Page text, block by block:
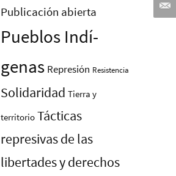
Publicación abierta
Pueblos Indí­
genas Represión Resistencia
Solidaridad Tierra y
territorio Tácticas
represivas de las
libertades y derechos